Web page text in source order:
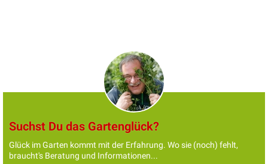
Suchst Du das Gartenglück?
Glück im Garten kommt mit der Erfahrung. Wo sie (noch) fehlt,
braucht's Beratung und Informationen...